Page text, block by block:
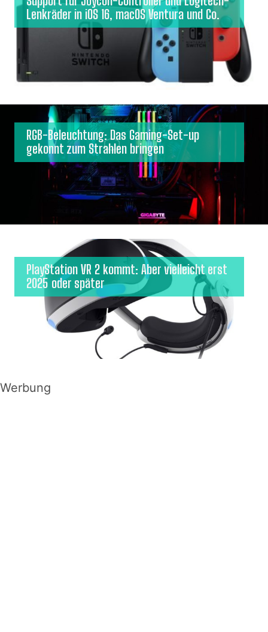
Lenkräder in iOS 16, macOS Ventura und Co.
RGB-Beleuchtung: Das Gaming-Set-up
gekonnt zum Strahlen bringen
PlayStation VR 2 kommt: Aber vielleicht erst
2025 oder später
Werbung